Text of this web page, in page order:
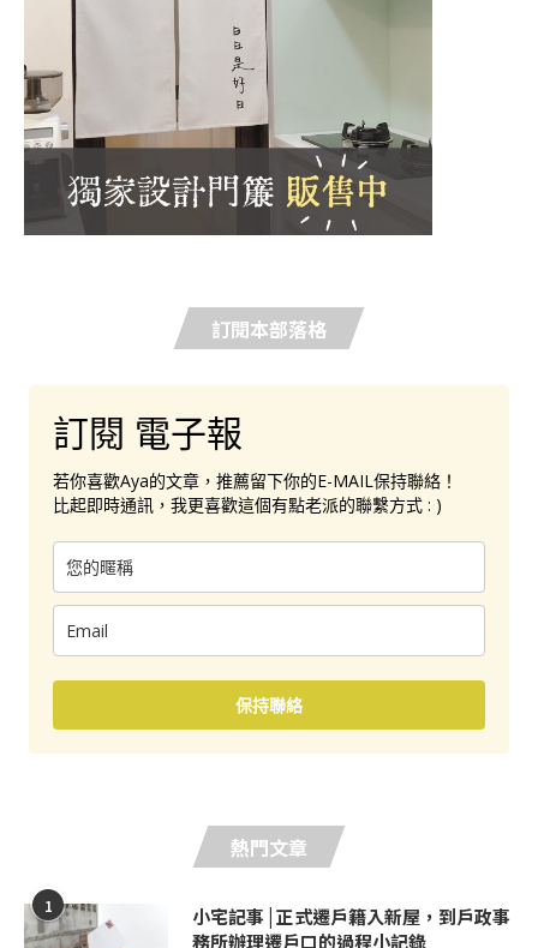
訂閱本部落格
訂閱 電子報
若你喜歡Aya的文章，推薦留下你的E-MAIL保持聯絡！
比起即時通訊，我更喜歡這個有點老派的聯繫方式 : )
保持聯絡
熱門文章
1
小宅記事 | 正式遷戶籍入新屋，到戶政事
務所辦理遷戶口的過程小記錄